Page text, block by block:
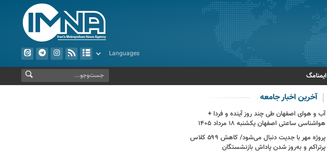
ایمنامگ
آخرین اخبار جامعه
آب و هوای اصفهان طی چند روز آینده و فردا +
هواشناسی ساعتی اصفهان یکشنبه ۱۸ مرداد ۱۴۰۵
پروژه مهر با جدیت دنبال می‌شود/ کاهش ۵۹۹ کلاس
پرتراکم و به‌روز شدن پاداش بازنشستگان